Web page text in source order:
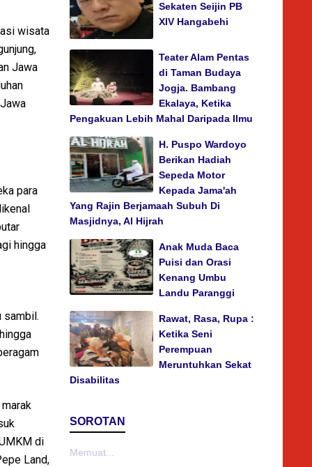
wisata
Jawa
para
hingga
sambil.
di
Land,
Sekaten Seijin PB
XIV Hangabehi
Teater Alam Pentas
di Taman Budaya
Jogja. Bambang
Ekalaya, Ketika
Pengakuan Lebih Mahal Daripada Ilmu
H. Puspo Wardoyo
Berikan Hadiah
Sepeda Motor
Kepada Jama'ah
Yang Rajin Berjamaah Subuh Di
Masjidnya, Al Hijrah
Anak Muda Baca
Puisi dan Orasi
Kenang Umbu
Landu Paranggi
Rawat, Rasa, Rupa :
Ketika Seni
Perempuan
Meruntuhkan Sekat
Disabilitas
SOROTAN
Memuat...